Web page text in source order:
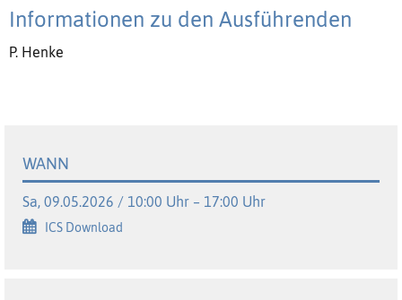
Informationen zu den Ausführenden
P. Henke
WANN
Sa, 09.05.2026 / 10:00 Uhr – 17:00 Uhr
ICS Download